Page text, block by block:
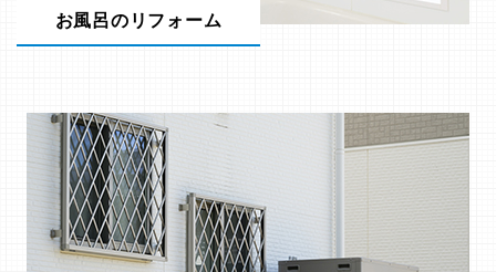
お風呂のリフォーム